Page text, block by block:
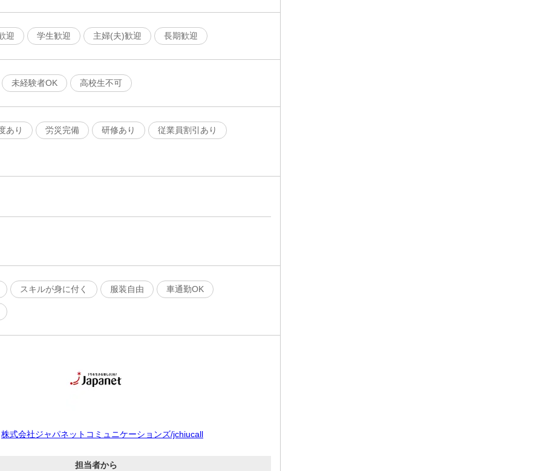
迎 学生歓迎 主婦(夫)歓迎 長期歓迎
未経験者OK 高校生不可
あり 労災完備 研修あり 従業員割引あり
スキルが身に付く 服装自由 車通勤OK
株式会社ジャパネットコミュニケーションズ/jchiucall
担当者から